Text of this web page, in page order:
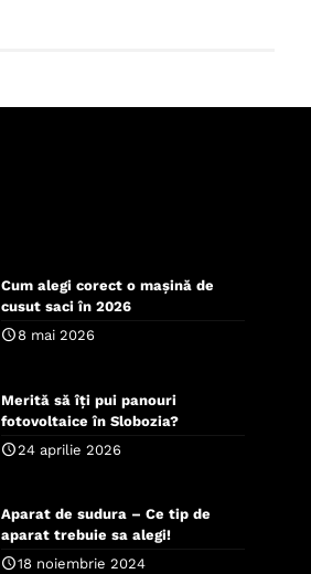
Cum alegi corect o mașină de
cusut saci în 2026
8 mai 2026
Merită să îți pui panouri
fotovoltaice în Slobozia?
24 aprilie 2026
Aparat de sudura – Ce tip de
aparat trebuie sa alegi!
18 noiembrie 2024